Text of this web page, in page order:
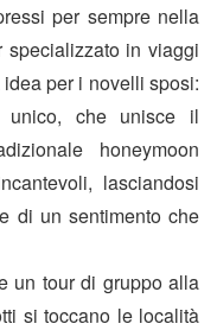
per sempre nella
specializzato in viaggi
per i novelli sposi:
che unisce il
honeymoon
lasciandosi
di un sentimento che
un tour di gruppo alla
si toccano le località